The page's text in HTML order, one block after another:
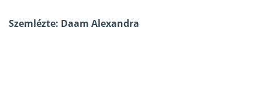
Szemlézte: Daam Alexandra